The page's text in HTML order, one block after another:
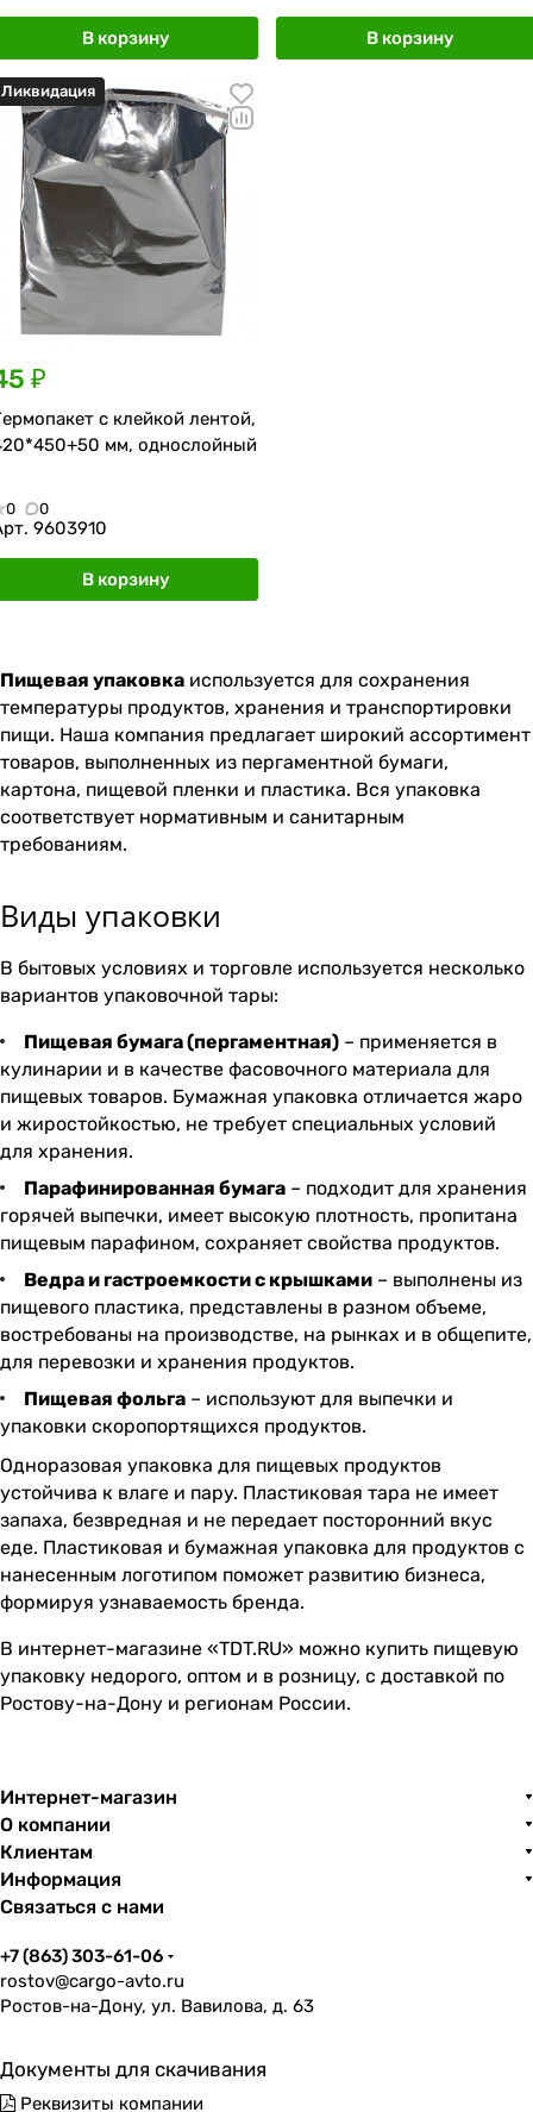
В корзину В корзину
Ликвидация
₽
с клейкой лентой,
мм, однослойный
0 0
9603910
В корзину
Пищевая упаковка используется для сохранения
температуры продуктов, хранения и транспортировки
пищи. Наша компания предлагает широкий ассортимент
товаров, выполненных из пергаментной бумаги,
картона, пищевой пленки и пластика. Вся упаковка
соответствует нормативным и санитарным
требованиям.
Виды упаковки
В бытовых условиях и торговле используется несколько
вариантов упаковочной тары:
Пищевая бумага (пергаментная) – применяется в
кулинарии и в качестве фасовочного материала для
пищевых товаров. Бумажная упаковка отличается жаро
и жиростойкостью, не требует специальных условий
для хранения.
Парафинированная бумага – подходит для хранения
горячей выпечки, имеет высокую плотность, пропитана
пищевым парафином, сохраняет свойства продуктов.
Ведра и гастроемкости с крышками – выполнены из
пищевого пластика, представлены в разном объеме,
востребованы на производстве, на рынках и в общепите,
для перевозки и хранения продуктов.
Пищевая фольга – используют для выпечки и
упаковки скоропортящихся продуктов.
Одноразовая упаковка для пищевых продуктов
устойчива к влаге и пару. Пластиковая тара не имеет
запаха, безвредная и не передает посторонний вкус
еде. Пластиковая и бумажная упаковка для продуктов с
нанесенным логотипом поможет развитию бизнеса,
формируя узнаваемость бренда.
В интернет-магазине «TDT.RU» можно купить пищевую
упаковку недорого, оптом и в розницу, с доставкой по
Ростову-на-Дону и регионам России.
Интернет-магазин
О компании
Клиентам
Информация
Связаться с нами
+7 (863) 303-61-06
rostov@cargo-avto.ru
Ростов-на-Дону, ул. Вавилова, д. 63
Документы для скачивания
Реквизиты компании